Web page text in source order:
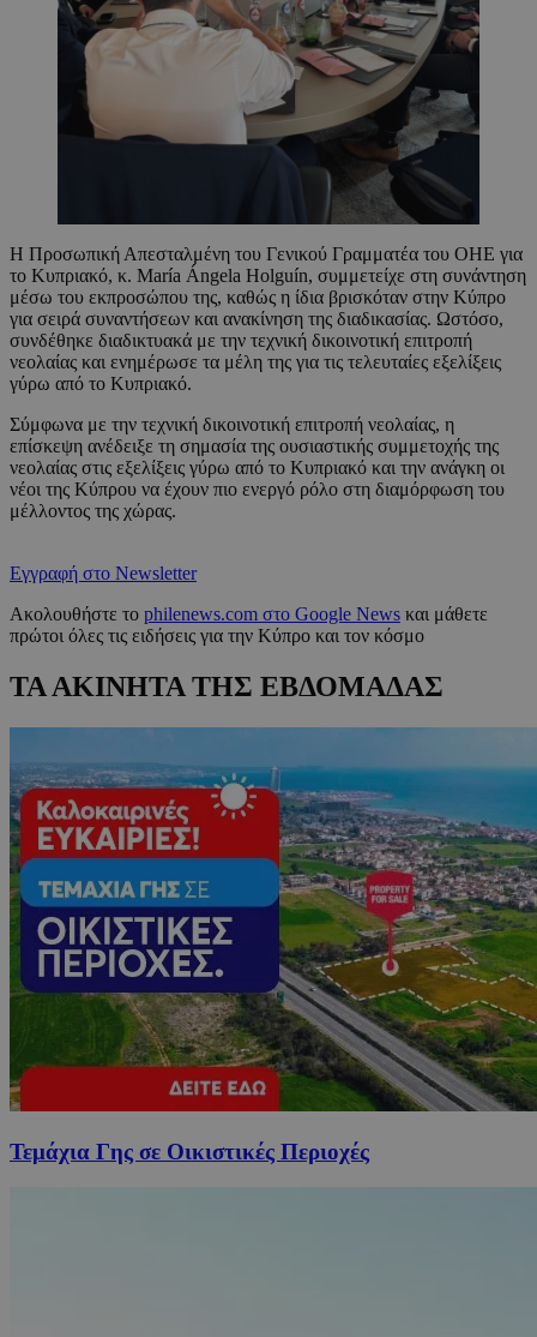
Η Προσωπική Απεσταλμένη του Γενικού Γραμματέα του ΟΗΕ για
το Κυπριακό, κ. María Ángela Holguín, συμμετείχε στη συνάντηση
μέσω του εκπροσώπου της, καθώς η ίδια βρισκόταν στην Κύπρο
για σειρά συναντήσεων και ανακίνηση της διαδικασίας. Ωστόσο,
συνδέθηκε διαδικτυακά με την τεχνική δικοινοτική επιτροπή
νεολαίας και ενημέρωσε τα μέλη της για τις τελευταίες εξελίξεις
γύρω από το Κυπριακό.
Σύμφωνα με την τεχνική δικοινοτική επιτροπή νεολαίας, η
επίσκεψη ανέδειξε τη σημασία της ουσιαστικής συμμετοχής της
νεολαίας στις εξελίξεις γύρω από το Κυπριακό και την ανάγκη οι
νέοι της Κύπρου να έχουν πιο ενεργό ρόλο στη διαμόρφωση του
μέλλοντος της χώρας.
Εγγραφή στο Newsletter
Ακολουθήστε το philenews.com στο Google News και μάθετε
πρώτοι όλες τις ειδήσεις για την Κύπρο και τον κόσμο
ΤΑ ΑΚΙΝΗΤΑ ΤΗΣ ΕΒΔΟΜΑΔΑΣ
Τεμάχια Γης σε Οικιστικές Περιοχές